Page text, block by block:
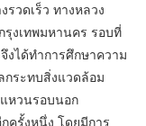
วดเร็ว ทางหลวง
รุงเทพมหานคร รอบที่
งได้ทำการศึกษาความ
กระทบสิ่งแวดล้อม
แหวนรอบนอก
ครั้งหนึ่ง โดยมีการ